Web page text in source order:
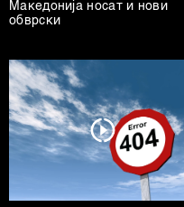
Македонија носат и нови
обврски